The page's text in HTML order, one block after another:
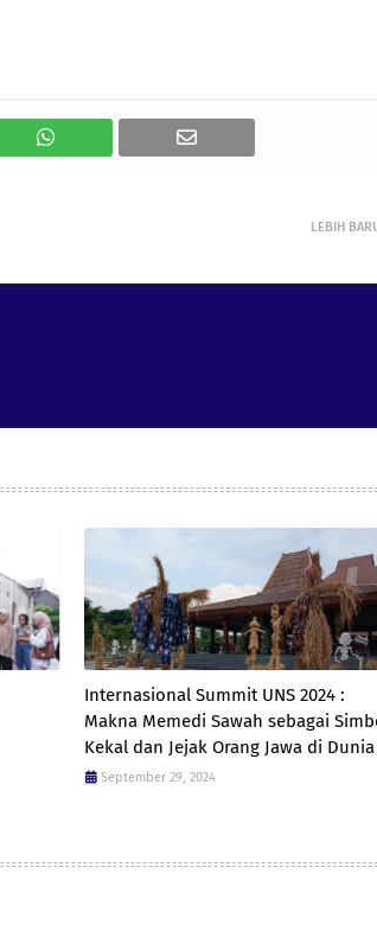
LEBIH
Internasional Summit UNS 2024 :
Makna Memedi Sawah sebagai
Kekal dan Jejak Orang Jawa di Dunia
September 29, 2024